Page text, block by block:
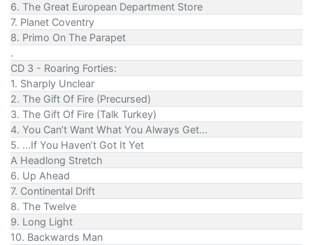
6. The Great European Department Store
7. Planet Coventry
8. Primo On The Parapet
.
CD 3 - Roaring Forties:
1. Sharply Unclear
2. The Gift Of Fire (Precursed)
3. The Gift Of Fire (Talk Turkey)
4. You Can’t Want What You Always Get...
5. ...If You Haven’t Got It Yet
A Headlong Stretch
6. Up Ahead
7. Continental Drift
8. The Twelve
9. Long Light
10. Backwards Man